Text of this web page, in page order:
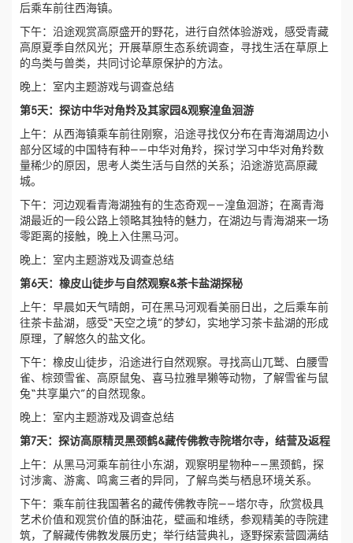
后乘车前往西海镇。
下午：沿途观赏高原盛开的野花，进行自然体验游戏，感受青藏
高原夏季自然风光；开展草原生态系统调查，寻找生活在草原上
的鸟类与兽类，共同讨论草原保护的方法。
晚上：室内主题游戏与调查总结
第5天：探访中华对角羚及其家园&观察湟鱼洄游
上午：从西海镇乘车前往刚察，沿途寻找仅分布在青海湖周边小
部分区域的中国特有种——中华对角羚，探讨学习中华对角羚数
量稀少的原因，思考人类生活与自然的关系；沿途游览高原藏
城。
下午：河边观看青海湖独有的生态奇观——湟鱼洄游；在离青海
湖最近的一段公路上领略其独特的魅力，在湖边与青海湖来一场
零距离的接触，晚上入住黑马河。
晚上：室内主题游戏及调查总结
第6天：橡皮山徒步与自然观察&茶卡盐湖探秘
上午：早晨如天气晴朗，可在黑马河观看美丽日出，之后乘车前
往茶卡盐湖，感受“天空之境”的梦幻，实地学习茶卡盐湖的形成
原理，了解悠久的盐文化。
下午：橡皮山徒步，沿途进行自然观察。寻找高山兀鹫、白腰雪
雀、棕颈雪雀、高原鼠兔、喜马拉雅旱獭等动物，了解雪雀与鼠
兔“共享巢穴”的自然现象。
晚上：室内主题游戏及调查总结
第7天：探访高原精灵黑颈鹤&藏传佛教寺院塔尔寺，结营及返程
上午：从黑马河乘车前往小东湖，观察明星物种——黑颈鹤，探
讨涉禽、游禽、鸣禽三者的异同，了解鸟类与栖息环境关系。
下午：乘车前往我国著名的藏传佛教寺院——塔尔寺，欣赏极具
艺术价值和观赏价值的酥油花，壁画和堆绣，参观精美的寺院建
筑，了解藏传佛教发展历史；举行结营典礼，逐野探索营圆满结